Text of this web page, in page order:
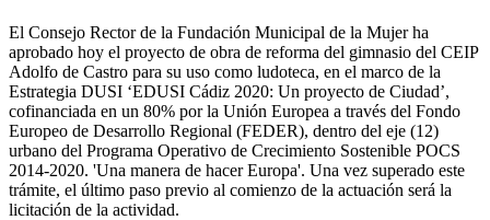
El Consejo Rector de la Fundación Municipal de la Mujer ha
aprobado hoy el proyecto de obra de reforma del gimnasio del CEIP
Adolfo de Castro para su uso como ludoteca, en el marco de la
Estrategia DUSI ‘EDUSI Cádiz 2020: Un proyecto de Ciudad’,
cofinanciada en un 80% por la Unión Europea a través del Fondo
Europeo de Desarrollo Regional (FEDER), dentro del eje (12)
urbano del Programa Operativo de Crecimiento Sostenible POCS
2014-2020. 'Una manera de hacer Europa'. Una vez superado este
trámite, el último paso previo al comienzo de la actuación será la
licitación de la actividad.